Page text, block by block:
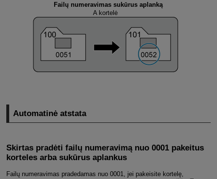
Failų numeravimas sukūrus aplanką
A kortelė
Automatinė atstata
Skirtas pradėti failų numeravimą nuo 0001 pakeitus
korteles arba sukūrus aplankus
Failų numeravimas pradedamas nuo 0001, jei pakeisite kortelę,